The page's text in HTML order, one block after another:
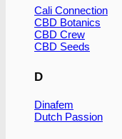
Cali Connection
CBD Botanics
CBD Crew
CBD Seeds
D
Dinafem
Dutch Passion